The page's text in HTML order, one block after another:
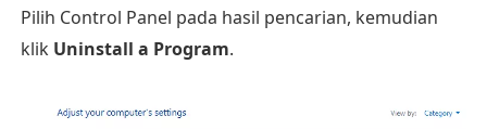
Pilih Control Panel pada hasil pencarian, kemudian
klik Uninstall a Program.